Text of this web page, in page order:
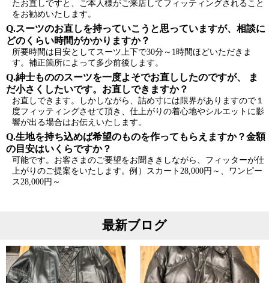
たお直しですと、ご本人様がご来店してフィッティングされること
をお勧めいたします。
Q.スーツのお直しを持っていこうと思っていますが、相談に
どのくらい時間がかかりますか？
所要時間は目安としてスーツ上下で30分～1時間ほどいただきま
す。補正箇所によって多少前後します。
Q.紳士もののスーツを一度よそでお直ししたのですが、 ま
だ小さくしたいです。お直しできますか？
お直しできます。しかしながら、詰め寸には限界がありますので１
度フィッティングさせて頂き、仕上がりの着心地やシルエットに影
響が出る場合はお伝えいたします。
Q.生地を持ち込めば希望のものを作ってもらえますか？金額
の目安はいくらですか？
可能です。お客さまのご要望をお聞ききしながら、フィッターが仕
上がりのご提案をいたします。例）スカート28,000円～、ワンピー
ス28,000円～
最新ブログ